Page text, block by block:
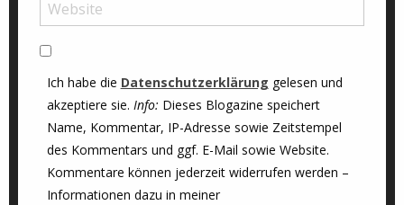
Ich habe die Datenschutzerklärung gelesen und
akzeptiere sie. Info: Dieses Blogazine speichert
Name, Kommentar, IP-Adresse sowie Zeitstempel
des Kommentars und ggf. E-Mail sowie Website.
Kommentare können jederzeit widerrufen werden –
Informationen dazu in meiner